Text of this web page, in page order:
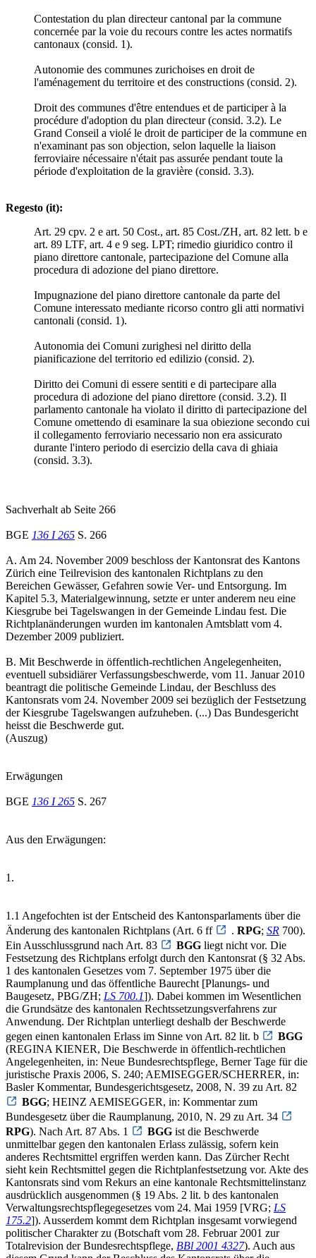
Contestation du plan directeur cantonal par la commune
concernée par la voie du recours contre les actes normatifs
cantonaux (consid. 1).
Autonomie des communes zurichoises en droit de
l'aménagement du territoire et des constructions (consid. 2).
Droit des communes d'être entendues et de participer à la
procédure d'adoption du plan directeur (consid. 3.2). Le
Grand Conseil a violé le droit de participer de la commune en
n'examinant pas son objection, selon laquelle la liaison
ferroviaire nécessaire n'était pas assurée pendant toute la
période d'exploitation de la gravière (consid. 3.3).
Regesto (it):
Art. 29 cpv. 2 e art. 50 Cost., art. 85 Cost./ZH, art. 82 lett. b e
art. 89 LTF, art. 4 e 9 seg. LPT; rimedio giuridico contro il
piano direttore cantonale, partecipazione del Comune alla
procedura di adozione del piano direttore.
Impugnazione del piano direttore cantonale da parte del
Comune interessato mediante ricorso contro gli atti normativi
cantonali (consid. 1).
Autonomia dei Comuni zurighesi nel diritto della
pianificazione del territorio ed edilizio (consid. 2).
Diritto dei Comuni di essere sentiti e di partecipare alla
procedura di adozione del piano direttore (consid. 3.2). Il
parlamento cantonale ha violato il diritto di partecipazione del
Comune omettendo di esaminare la sua obiezione secondo cui
il collegamento ferroviario necessario non era assicurato
durante l'intero periodo di esercizio della cava di ghiaia
(consid. 3.3).
Sachverhalt ab Seite 266
BGE 136 I 265 S. 266
A. Am 24. November 2009 beschloss der Kantonsrat des Kantons
Zürich eine Teilrevision des kantonalen Richtplans zu den
Bereichen Gewässer, Gefahren sowie Ver- und Entsorgung. Im
Kapitel 5.3, Materialgewinnung, setzte er unter anderem neu eine
Kiesgrube bei Tagelswangen in der Gemeinde Lindau fest. Die
Richtplanänderungen wurden im kantonalen Amtsblatt vom 4.
Dezember 2009 publiziert.
B. Mit Beschwerde in öffentlich-rechtlichen Angelegenheiten,
eventuell subsidiärer Verfassungsbeschwerde, vom 11. Januar 2010
beantragt die politische Gemeinde Lindau, der Beschluss des
Kantonsrats vom 24. November 2009 sei bezüglich der Festsetzung
der Kiesgrube Tagelswangen aufzuheben. (...) Das Bundesgericht
heisst die Beschwerde gut.
(Auszug)
Erwägungen
BGE 136 I 265 S. 267
Aus den Erwägungen:
1.
1.1 Angefochten ist der Entscheid des Kantonsparlaments über die
Änderung des kantonalen Richtplans (Art. 6 ff
. RPG; SR 700).
Ein Ausschlussgrund nach Art. 83
BGG liegt nicht vor. Die
Festsetzung des Richtplans erfolgt durch den Kantonsrat (§ 32 Abs.
1 des kantonalen Gesetzes vom 7. September 1975 über die
Raumplanung und das öffentliche Baurecht [Planungs- und
Baugesetz, PBG/ZH; LS 700.1]). Dabei kommen im Wesentlichen
die Grundsätze des kantonalen Rechtssetzungsverfahrens zur
Anwendung. Der Richtplan unterliegt deshalb der Beschwerde
gegen einen kantonalen Erlass im Sinne von Art. 82 lit. b
BGG
(REGINA KIENER, Die Beschwerde in öffentlich-rechtlichen
Angelegenheiten, in: Neue Bundesrechtspflege, Berner Tage für die
juristische Praxis 2006, S. 240; AEMISEGGER/SCHERRER, in:
Basler Kommentar, Bundesgerichtsgesetz, 2008, N. 39 zu Art. 82
BGG; HEINZ AEMISEGGER, in: Kommentar zum
Bundesgesetz über die Raumplanung, 2010, N. 29 zu Art. 34
RPG). Nach Art. 87 Abs. 1 BGG ist die Beschwerde
unmittelbar gegen den kantonalen Erlass zulässig, sofern kein
anderes Rechtsmittel ergriffen werden kann. Das Zürcher Recht
sieht kein Rechtsmittel gegen die Richtplanfestsetzung vor. Akte des
Kantonsrats sind vom Rekurs an eine kantonale Rechtsmittelinstanz
ausdrücklich ausgenommen (§ 19 Abs. 2 lit. b des kantonalen
Verwaltungsrechtspflegegesetzes vom 24. Mai 1959 [VRG; LS
175.2]). Ausserdem kommt dem Richtplan insgesamt vorwiegend
politischer Charakter zu (Botschaft vom 28. Februar 2001 zur
Totalrevision der Bundesrechtspflege, BBl 2001 4327). Auch aus